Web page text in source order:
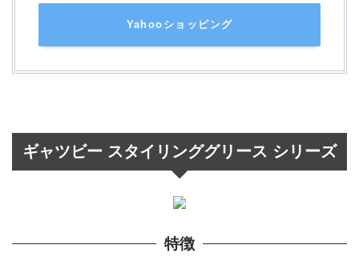
Yahooショッピング
ギャツビー スタイリンググリース シリーズ
特徴